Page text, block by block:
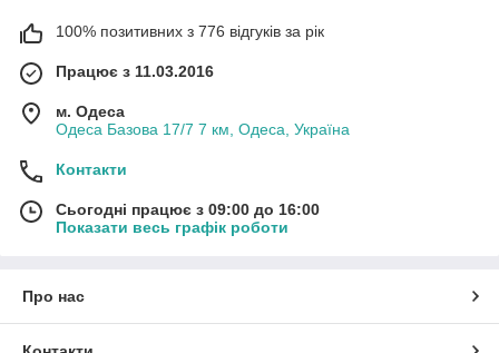
100% позитивних з 776 відгуків за рік
Працює з 11.03.2016
м. Одеса
Одеса Базова 17/7 7 км, Одеса, Україна
Контакти
Сьогодні працює з 09:00 до 16:00
Показати весь графік роботи
Про нас